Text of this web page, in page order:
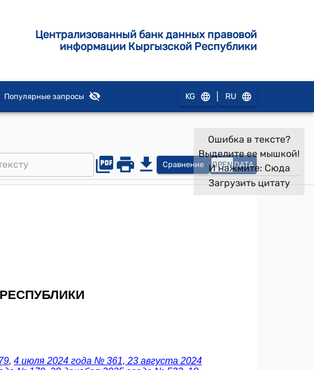
Централизованный банк данных правовой
информации Кыргызской Республики
Популярные запросы KG RU
Сравнение OPEN DATA
Ошибка в тексте?
Выделите ее мышкой!
И нажмите: Сюда
Загрузить цитату